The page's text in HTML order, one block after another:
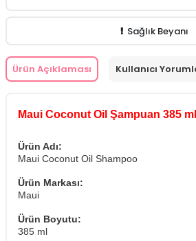
Sağlık Beyanı
Ürün Açıklaması Kullanıcı
Maui Coconut Oil Şampuan 385 ml
Ürün Adı:
Maui Coconut Oil Shampoo
Ürün Markası:
Maui
Ürün Boyutu:
385 ml